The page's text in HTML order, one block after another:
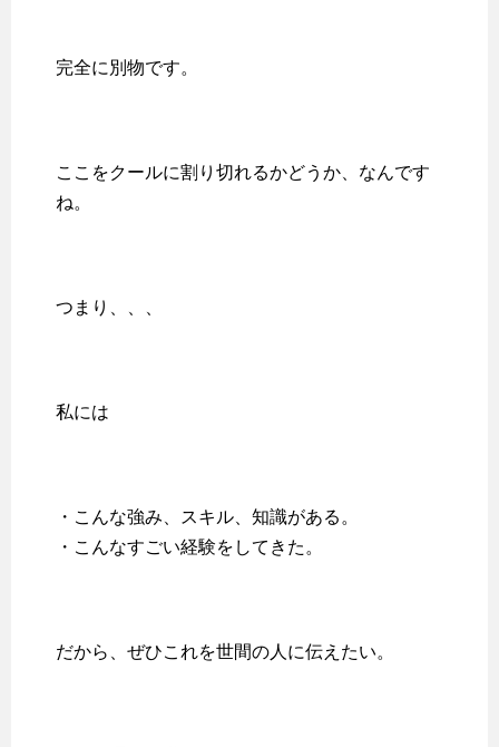
完全に別物です。
ここをクールに割り切れるかどうか、なんです
ね。
つまり、、、
私には
・こんな強み、スキル、知識がある。
・こんなすごい経験をしてきた。
だから、ぜひこれを世間の人に伝えたい。